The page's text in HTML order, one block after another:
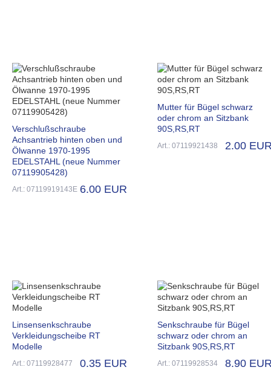
Verschlußschraube
Achsantrieb hinten oben und
Ölwanne 1970-1995
EDELSTAHL (neue Nummer
07119905428)
Art.: 07119919143E 6.00 EUR
Mutter für Bügel schwarz
oder chrom an Sitzbank
90S,RS,RT
Art.: 07119921438 2.00
Linsensenkschraube
Verkleidungscheibe RT
Modelle
Art.: 07119928477 0.35 EUR
Senkschraube für Bügel
schwarz oder chrom an
Sitzbank 90S,RS,RT
Art.: 07119928534 8.90